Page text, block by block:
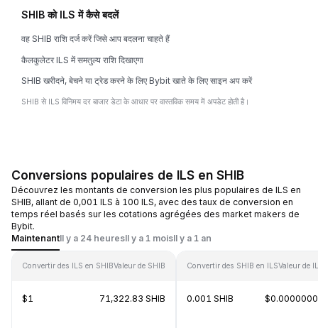
SHIB को ILS में कैसे बदलें
वह SHIB राशि दर्ज करें जिसे आप बदलना चाहते हैं
कैलकुलेटर ILS में समतुल्य राशि दिखाएगा
SHIB खरीदने, बेचने या ट्रेड करने के लिए Bybit खाते के लिए साइन अप करें
SHIB से ILS विनिमय दर बाजार डेटा के आधार पर वास्तविक समय में अपडेट होती है।
Conversions populaires de ILS en SHIB
Découvrez les montants de conversion les plus populaires de ILS en
SHIB, allant de 0,001 ILS à 100 ILS, avec des taux de conversion en
temps réel basés sur les cotations agrégées des market makers de
Bybit.
MaintenantIl y a 24 heuresIl y a 1 moisIl y a 1 an
Convertir des ILS en SHIBValeur de SHIB
$1 71,322.83 SHIB
Convertir des SHIB en ILSValeur de
0.001 SHIB